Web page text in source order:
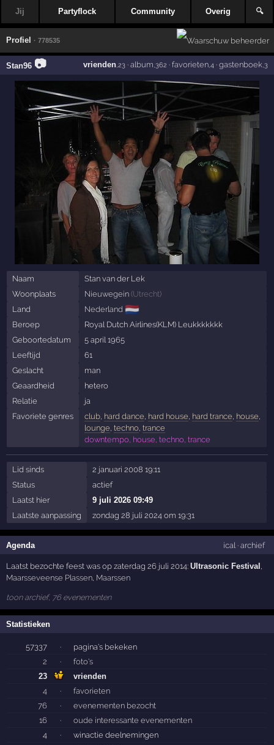
Jij Partyflock Community Overig 🔍
Profiel · 778535
Stan96 📷 vrienden,23· album ,362 · favorieten,4· gastenboek,3
Naam
Stan van der Lek
Woonplaats
Nieuwegein (Utrecht)
Land
Nederland 🇳🇱
Beroep
Royal Dutch Airlines(KLM) Leukkkkkkk
Geboortedatum
5 april 1965
Leeftijd
61
Geslacht
man
Geaardheid
hetero
Relatie
ja
Favoriete genres
club, hard dance, hard house, hard trance, house,
lounge, techno, trance
downtempo, house, techno, trance
Lid sinds
2 januari 2008 19:11
Status
actief
Laatst hier
9 juli 2026 09:49
Laatste aanpassing
zondag 28 juli 2024 om 19:31
Agenda ical · archief
Laatst bezochte feest was op zaterdag 26 juli 2014:Ultrasonic Festival
Maarsseveense Plassen Maarssen
toon archief, 76 evenementen
Statistieken
57337 ·
pagina's bekeken
2
·
foto's
23
vrienden
4
·
favorieten
76
·
evenementen bezocht
16
·
oude interessante evenementen
4
·
winactie deelnemingen